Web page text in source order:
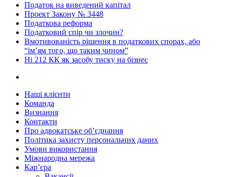
Податок на виведений капітал
Проект Закону № 3448
Податкова реформа
Податковий спір чи злочин?
Вмотивованість рішення в податкових спорах, або
“ім’ям того, що таким чином”
Ні 212 КК як засобу тиску на бізнес
Наші клієнти
Команда
Визнання
Контакти
Про адвокатське об’єднання
Політика захисту персональних даних
Умови використання
Міжнародна мережа
Кар’єра